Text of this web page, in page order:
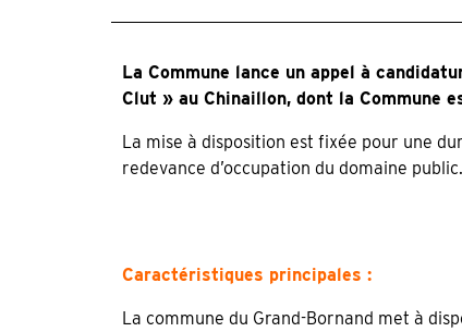
La Commune lance un appel à
Clut » au Chinaillon, dont la Commune
La mise à disposition est fixée pour une
redevance d’occupation du domaine public.
Caractéristiques principales :
La commune du Grand-Bornand met à